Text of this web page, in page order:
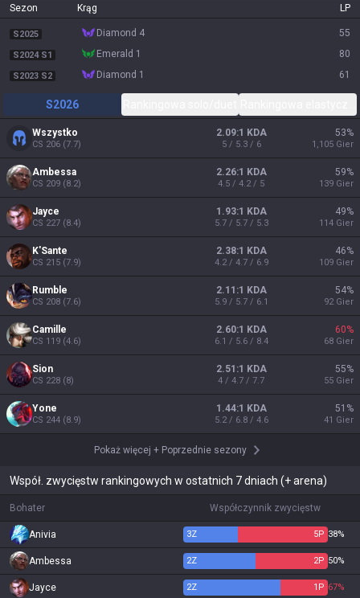
Sezon Krąg LP
S2025 diamond 4 55
S2024 S1 emerald 1 80
S2023 S2 diamond 1 61
S2026
Wszystko
CS 206 (7.7)
2.09:1 KDA
5 / 5.3 / 6
53%
1,105 Gier
Ambessa
CS 209 (8.2)
2.26:1 KDA
4.5 / 4.2 / 5
59%
139 Gier
Jayce
CS 227 (8.4)
1.93:1 KDA
5.7 / 5.7 / 5.3
49%
114 Gier
K'Sante
CS 215 (7.9)
2.38:1 KDA
4.2 / 4.7 / 6.9
46%
109 Gier
Rumble
CS 208 (7.6)
2.11:1 KDA
5.9 / 5.7 / 6.1
54%
92 Gier
Camille
CS 119 (4.6)
2.60:1 KDA
6.1 / 5.6 / 8.4
60%
68 Gier
Sion
CS 228 (8)
2.51:1 KDA
4 / 4.7 / 7.7
55%
55 Gier
Yone
CS 244 (8.9)
1.44:1 KDA
5.2 / 6.8 / 4.6
51 %
41 Gier
Pokaż więcej + Poprzednie sezony
Współ. zwycięstw rankingowych w ostatnich 7 dniach (+ arena)
Bohater Współczynnik zwycięstw
Anivia 3Z 5P 38%
Ambessa 2Z 2P 50%
Jayce 2Z 1 P 67%